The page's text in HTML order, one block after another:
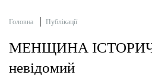
Головна Публікації
МЕНЩИНА
невідомий